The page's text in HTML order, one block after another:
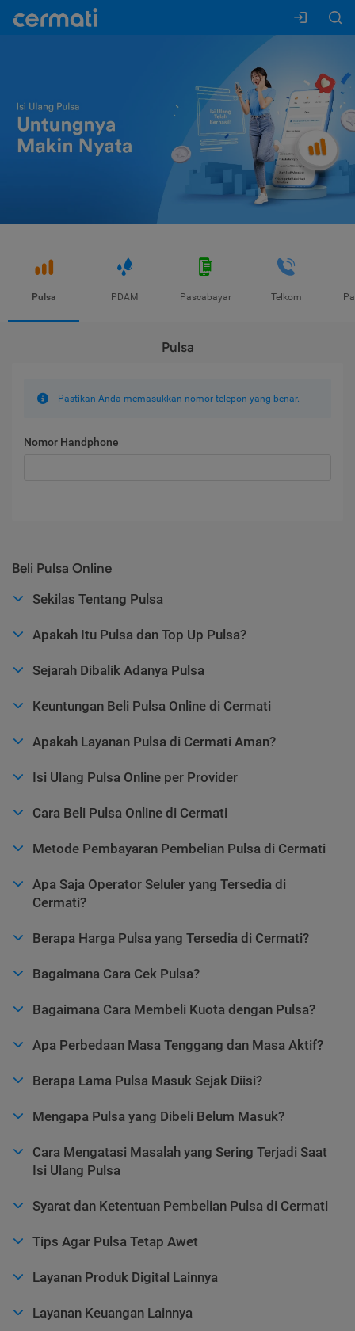
Pulsa PDAM Pascabayar Telkom
Pulsa
Pastikan Anda memasukkan nomor telepon yang benar.
Nomor Handphone
Beli Pulsa Online
Sekilas Tentang Pulsa
Apakah Itu Pulsa dan Top Up Pulsa?
Sejarah Dibalik Adanya Pulsa
Keuntungan Beli Pulsa Online di Cermati
Apakah Layanan Pulsa di Cermati Aman?
Isi Ulang Pulsa Online per Provider
Cara Beli Pulsa Online di Cermati
Metode Pembayaran Pembelian Pulsa di Cermati
Apa Saja Operator Seluler yang Tersedia di
Cermati?
Berapa Harga Pulsa yang Tersedia di Cermati?
Bagaimana Cara Cek Pulsa?
Bagaimana Cara Membeli Kuota dengan Pulsa?
Apa Perbedaan Masa Tenggang dan Masa Aktif?
Berapa Lama Pulsa Masuk Sejak Diisi?
Mengapa Pulsa yang Dibeli Belum Masuk?
Cara Mengatasi Masalah yang Sering Terjadi Saat
Isi Ulang Pulsa
Syarat dan Ketentuan Pembelian Pulsa di Cermati
Tips Agar Pulsa Tetap Awet
Layanan Produk Digital Lainnya
Layanan Keuangan Lainnya